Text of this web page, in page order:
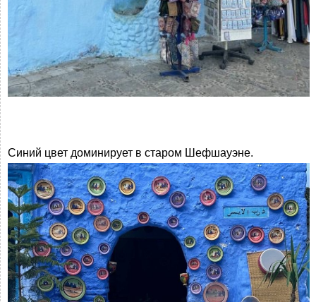
Синий цвет доминирует в старом Шефшауэне.